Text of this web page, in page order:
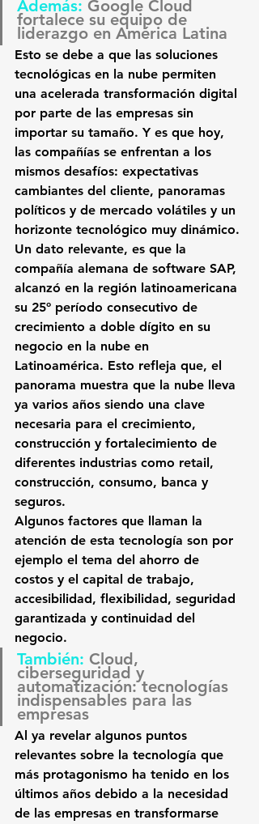
Además: Google Cloud
fortalece su equipo de
liderazgo en América Latina
Esto se debe a que las soluciones
tecnológicas en la nube permiten
una acelerada transformación digital
por parte de las empresas sin
importar su tamaño. Y es que hoy,
las compañías se enfrentan a los
mismos desafíos: expectativas
cambiantes del cliente, panoramas
políticos y de mercado volátiles y un
horizonte tecnológico muy dinámico.
Un dato relevante, es que la
compañía alemana de software SAP,
alcanzó en la región latinoamericana
su 25º período consecutivo de
crecimiento a doble dígito en su
negocio en la nube en
Latinoamérica. Esto refleja que, el
panorama muestra que la nube lleva
ya varios años siendo una clave
necesaria para el crecimiento,
construcción y fortalecimiento de
diferentes industrias como retail,
construcción, consumo, banca y
seguros.
Algunos factores que llaman la
atención de esta tecnología son por
ejemplo el tema del ahorro de
costos y el capital de trabajo,
accesibilidad, flexibilidad, seguridad
garantizada y continuidad del
negocio.
También: Cloud,
ciberseguridad y
automatización: tecnologías
indispensables para las
empresas
Al ya revelar algunos puntos
relevantes sobre la tecnología que
más protagonismo ha tenido en los
últimos años debido a la necesidad
de las empresas en transformarse